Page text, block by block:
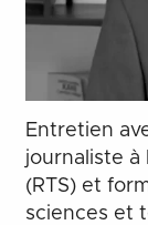
Entretien
journaliste à
(RTS) et
sciences et